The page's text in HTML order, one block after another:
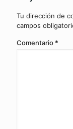
Tu dirección de
campos
Comentario *